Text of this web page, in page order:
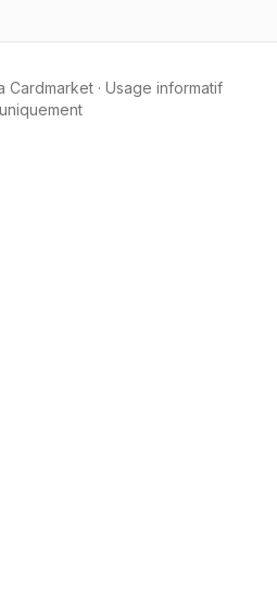
· Usage informatif
uniquement